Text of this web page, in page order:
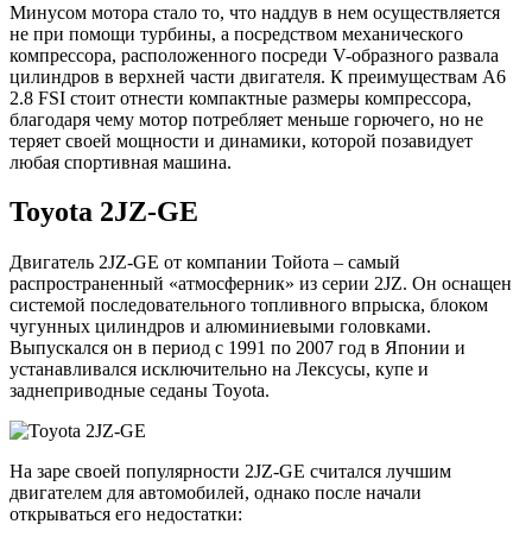
Минусом мотора стало то, что наддув в нем осуществляется
не при помощи турбины, а посредством механического
компрессора, расположенного посреди V-образного развала
цилиндров в верхней части двигателя. К преимуществам A6
2.8 FSI стоит отнести компактные размеры компрессора,
благодаря чему мотор потребляет меньше горючего, но не
теряет своей мощности и динамики, которой позавидует
любая спортивная машина.
Toyota 2JZ-GE
Двигатель 2JZ-GE от компании Тойота – самый
распространенный «атмосферник» из серии 2JZ. Он оснащен
системой последовательного топливного впрыска, блоком
чугунных цилиндров и алюминиевыми головками.
Выпускался он в период с 1991 по 2007 год в Японии и
устанавливался исключительно на Лексусы, купе и
заднеприводные седаны Toyota.
На заре своей популярности 2JZ-GE считался лучшим
двигателем для автомобилей, однако после начали
открываться его недостатки: